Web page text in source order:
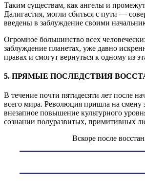
Таким существам, как ангелы и
Далигастия, могли сбиться с пути —
введены в заблуждение своими
Огромное большинство всех
заблуждение планетах, уже давно
правах и смогут вернуться к одному из
5. ПРЯМЫЕ ПОСЛЕДСТВИЯ
В течение почти пятидесяти лет после
всего мира. Революция пришла на смену
внезапное повышение культурного
сознании полуразвитых, примитивных
Вскоре после